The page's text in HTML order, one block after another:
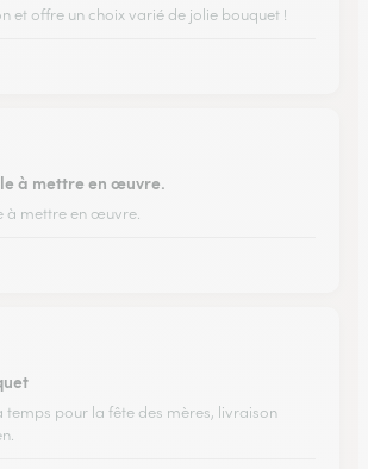
et offre un choix varié de jolie bouquet !
à mettre en œuvre.
à mettre en œuvre.
temps pour la fête des mères, livraison